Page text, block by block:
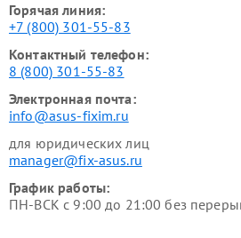
Горячая линия:
+7 (800) 301-55-83
Контактный телефон:
8 (800) 301-55-83
Электронная почта:
info@asus-fixim.ru
для юридических лиц
manager@fix-asus.ru
График работы:
ПН-ВСК с 9:00 до 21:00 без